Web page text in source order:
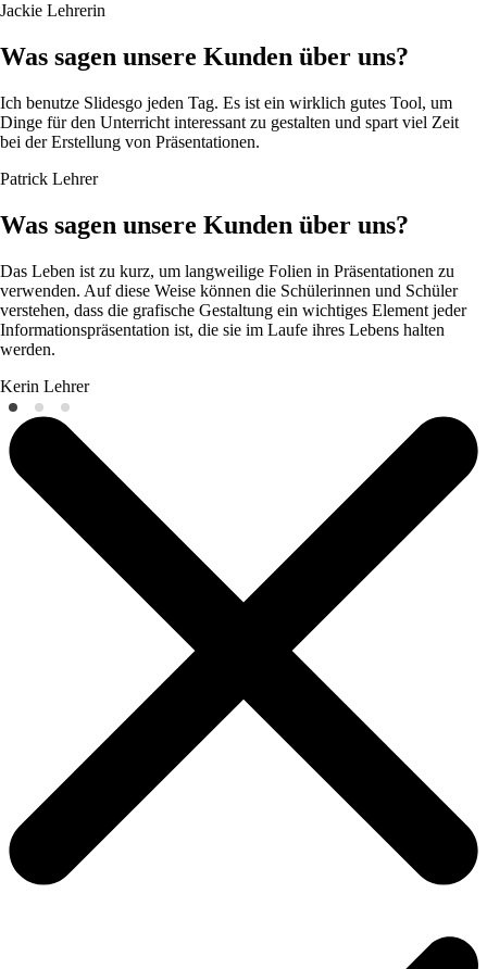
Jackie Lehrerin
Was sagen unsere Kunden über uns?
Ich benutze Slidesgo jeden Tag. Es ist ein wirklich gutes Tool, um
Dinge für den Unterricht interessant zu gestalten und spart viel Zeit
bei der Erstellung von Präsentationen.
Patrick Lehrer
Was sagen unsere Kunden über uns?
Das Leben ist zu kurz, um langweilige Folien in Präsentationen zu
verwenden. Auf diese Weise können die Schülerinnen und Schüler
verstehen, dass die grafische Gestaltung ein wichtiges Element jeder
Informationspräsentation ist, die sie im Laufe ihres Lebens halten
werden.
Kerin Lehrer